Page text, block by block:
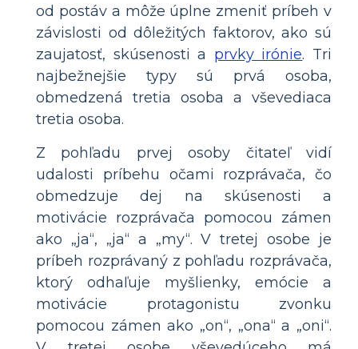
od postáv a môže úplne zmeniť príbeh v
závislosti od dôležitých faktorov, ako sú
zaujatosť, skúsenosti a prvky irónie. Tri
najbežnejšie typy sú prvá osoba,
obmedzená tretia osoba a vševediaca
tretia osoba.
Z pohľadu prvej osoby čitateľ vidí
udalosti príbehu očami rozprávača, čo
obmedzuje dej na skúsenosti a
motivácie rozprávača pomocou zámen
ako „ja“, „ja“ a „my“. V tretej osobe je
príbeh rozprávaný z pohľadu rozprávača,
ktorý odhaľuje myšlienky, emócie a
motivácie protagonistu zvonku
pomocou zámen ako „on“, „ona“ a „oni“.